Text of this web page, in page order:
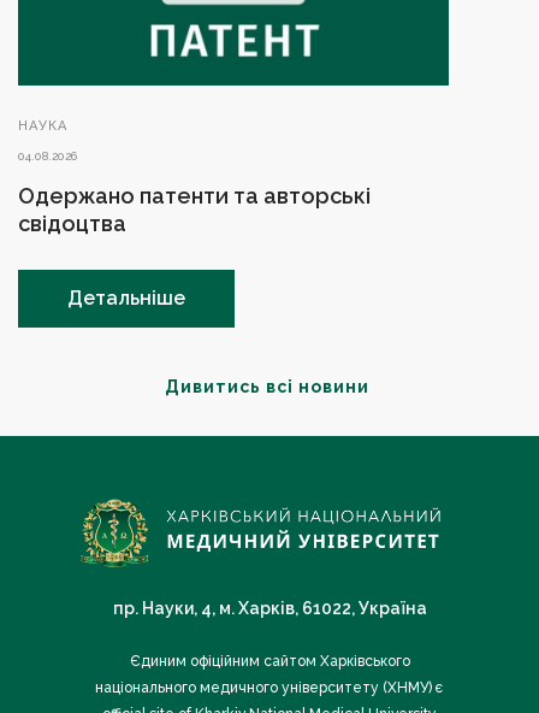
Дивитись всі новини
НАУКА
04.08.2026
Одержано патенти та авторські
свідоцтва
Детальніше
пр. Науки, 4, м. Харків, 61022, Україна
Єдиним офіційним сайтом Харківського
національного медичного університету (ХНМУ) є